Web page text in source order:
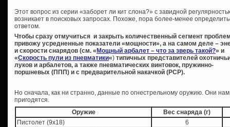
Этот вопрос из серии «заборет ли кит слона?» с завидной
возникает в поисковых запросах. Похоже, пора более-менее
ответом.
Чтобы сразу отмучиться и закрыть количественный сегмент
привожу усредненные показатели «мощности», а на самом деле –
и скорости снарядов (см. « Мощный арбалет – что за зверь такой?» и
«Скорость пули из пневматики«) типичных представителей
луков и арбалетов, а также пневматических винтовок, пружинно-
поршневых (ППП) и с предварительной накачкой (PCP).
Но сначала, как ни странно, данные по огнестрельному оружию. Они
пригодятся.
Оружие
Вес снаряда (г)
Пистолет (9х18)
6